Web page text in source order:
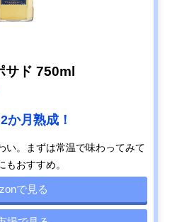
サド 750ml
か月熟成！
い。まずは常温で味わってみて
もおすすめ。
で見る